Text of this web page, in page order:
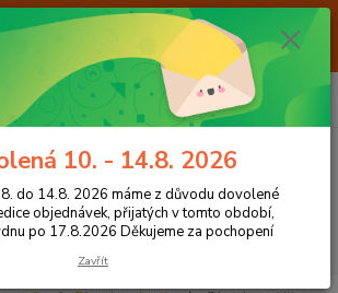
máme z důvodu dovolené ZAVŘENO. Expedice
v tomto období, proběhne v týdnu po 17.8.2026
Děkujeme za pochopení
CZK
Hledat
za0,00 Kč
10. - 14.8. 2026
do 14.8. 2026 máme z důvodu dovolené
objednávek, přijatých v tomto období,
po 17.8.2026 Děkujeme za pochopení
Zavřít